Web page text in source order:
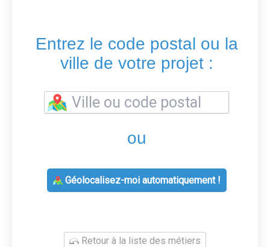
Entrez le code postal ou la
ville de votre projet :
ou
Géolocalisez-moi automatiquement !
Retour à la liste des métiers